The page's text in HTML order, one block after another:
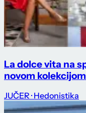
La dolce vita na
novom
JUČER · Hedonistika